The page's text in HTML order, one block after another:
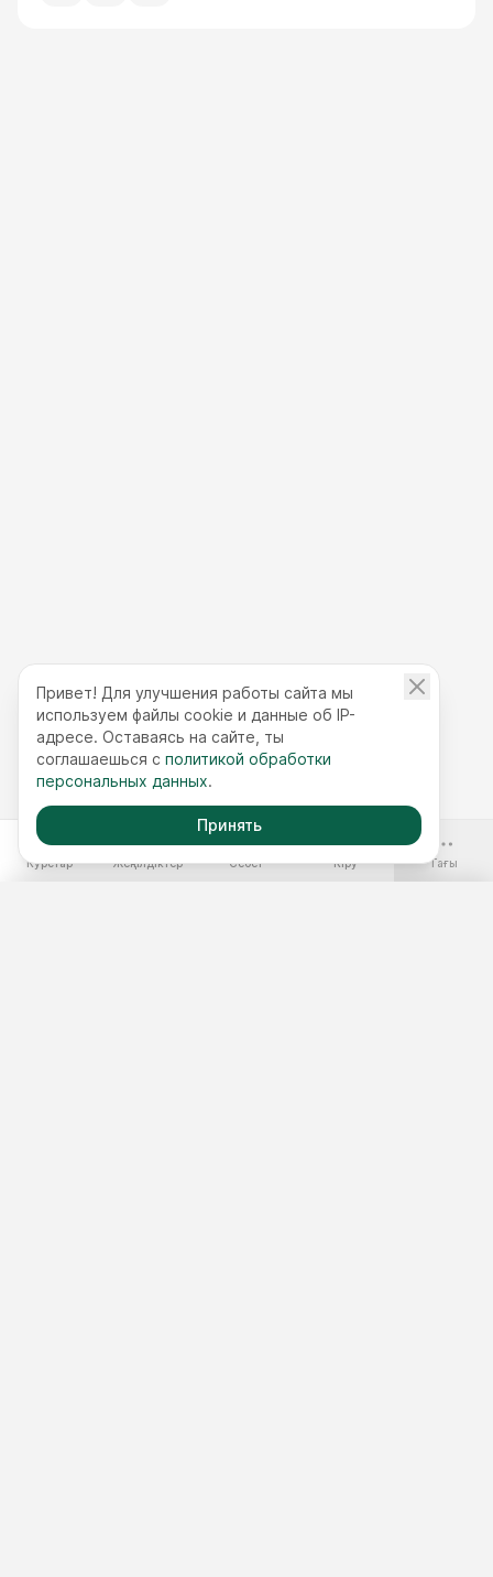
Курстар Жеңілдіктер Себет Кіру Тағы
Привет! Для улучшения работы сайта мы
используем файлы cookie и данные об IP-
адресе. Оставаясь на сайте, ты
соглашаешься с политикой обработки
персональных данных.
Принять